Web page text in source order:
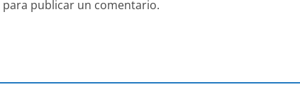
para publicar un comentario.